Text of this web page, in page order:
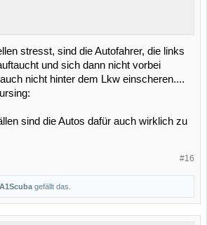
stresst, sind die Autofahrer, die links
und sich dann nicht vorbei
nicht hinter dem Lkw einscheren....
sind die Autos dafür auch wirklich zu
#16
A1Scuba gefällt das.